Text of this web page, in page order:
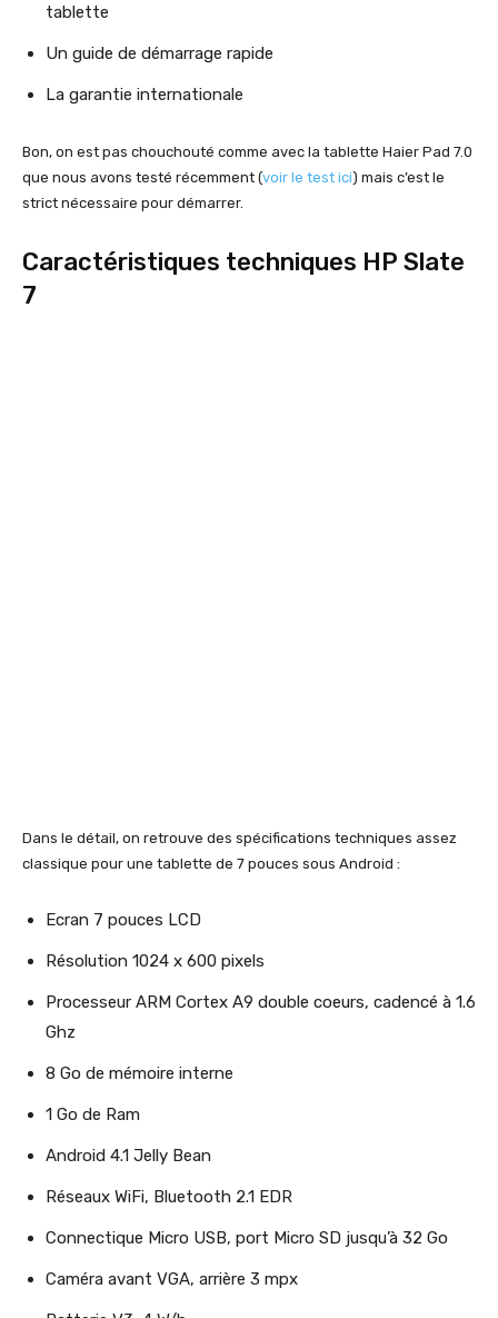
tablette
Un guide de démarrage rapide
La garantie internationale
Bon, on est pas chouchouté comme avec la tablette Haier Pad 7.0
que nous avons testé récemment (voir le test ici) mais c’est le
strict nécessaire pour démarrer.
Caractéristiques techniques HP Slate
7
Dans le détail, on retrouve des spécifications techniques assez
classique pour une tablette de 7 pouces sous Android :
Ecran 7 pouces LCD
Résolution 1024 x 600 pixels
Processeur ARM Cortex A9 double coeurs, cadencé à 1.6
Ghz
8 Go de mémoire interne
1 Go de Ram
Android 4.1 Jelly Bean
Réseaux WiFi, Bluetooth 2.1 EDR
Connectique Micro USB, port Micro SD jusqu’à 32 Go
Caméra avant VGA, arrière 3 mpx